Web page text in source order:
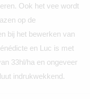
Ook het vee wordt
op de
bij het bewerken van
en Luc is met
33hl/ha en ongeveer
indrukwekkend.